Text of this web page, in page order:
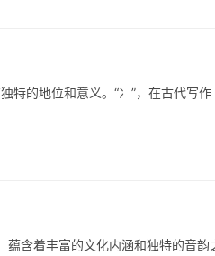
的地位和意义。“冫”，在古代写作
含着丰富的文化内涵和独特的音韵